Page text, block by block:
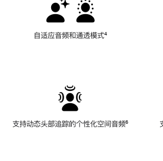
自适应音频和通透模式脚
⁴
支持动态头部追踪的个性化空间音频脚
⁶